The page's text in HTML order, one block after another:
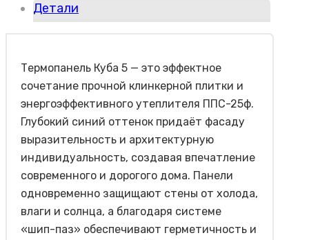
Детали
Термопанель Куба 5 — это эффектное
сочетание прочной клинкерной плитки и
энергоэффективного утеплителя ППС-25ф.
Глубокий синий оттенок придаёт фасаду
выразительность и архитектурную
индивидуальность, создавая впечатление
современного и дорогого дома. Панели
одновременно защищают стены от холода,
влаги и солнца, а благодаря системе
«шип-паз» обеспечивают герметичность и